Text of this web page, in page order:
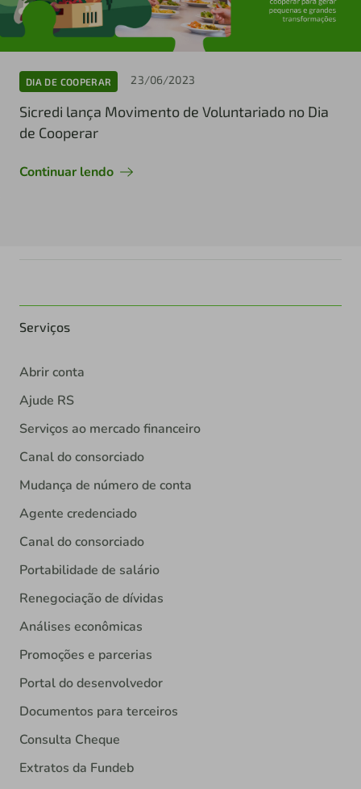
DIA DE COOPERAR 23/06/2023
Sicredi lança Movimento de Voluntariado no Dia
de Cooperar
Continuar lendo
Serviços
Abrir conta
Ajude RS
Serviços ao mercado financeiro
Canal do consorciado
Mudança de número de conta
Agente credenciado
Canal do consorciado
Portabilidade de salário
Renegociação de dívidas
Análises econômicas
Promoções e parcerias
Portal do desenvolvedor
Documentos para terceiros
Consulta Cheque
Extratos da Fundeb